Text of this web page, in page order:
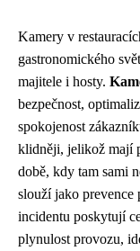
Kamery v
gastronomického
majitele i hosty.
bezpečnost,
spokojenost
klidněji, jelikož mají
době, kdy tam sami
slouží jako prevence
incidentu poskytují
plynulost provozu,